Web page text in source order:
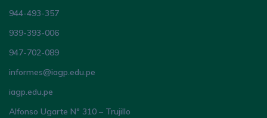
944-493-357
939-393-006
947-702-089
informes@iagp.edu.pe
iagp.edu.pe
Alfonso Ugarte Nº 310 – Trujillo